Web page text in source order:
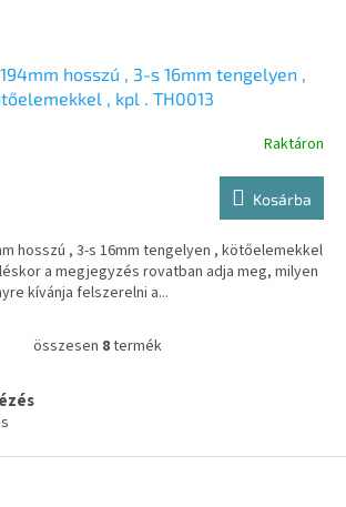
hosszú , 3-s 16mm tengelyen ,
, kpl . TH0013
Raktáron
Kosárba
hosszú , 3-s 16mm tengelyen , kötőelemekkel
a megjegyzés rovatban adja meg, milyen
kívánja felszerelni a...
L
i
összesen 8termék